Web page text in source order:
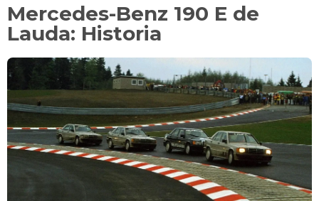
Mercedes-Benz 190 E de
Lauda: Historia